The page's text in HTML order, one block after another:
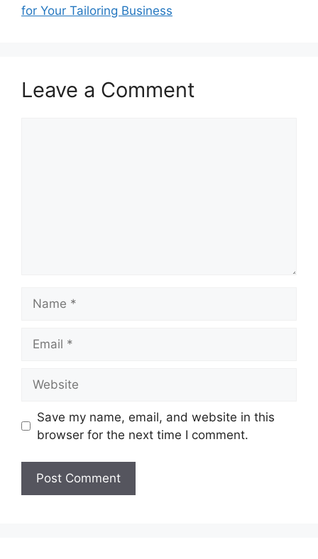
for Your Tailoring Business
Leave a Comment
Save my name, email, and website in this
browser for the next time I comment.